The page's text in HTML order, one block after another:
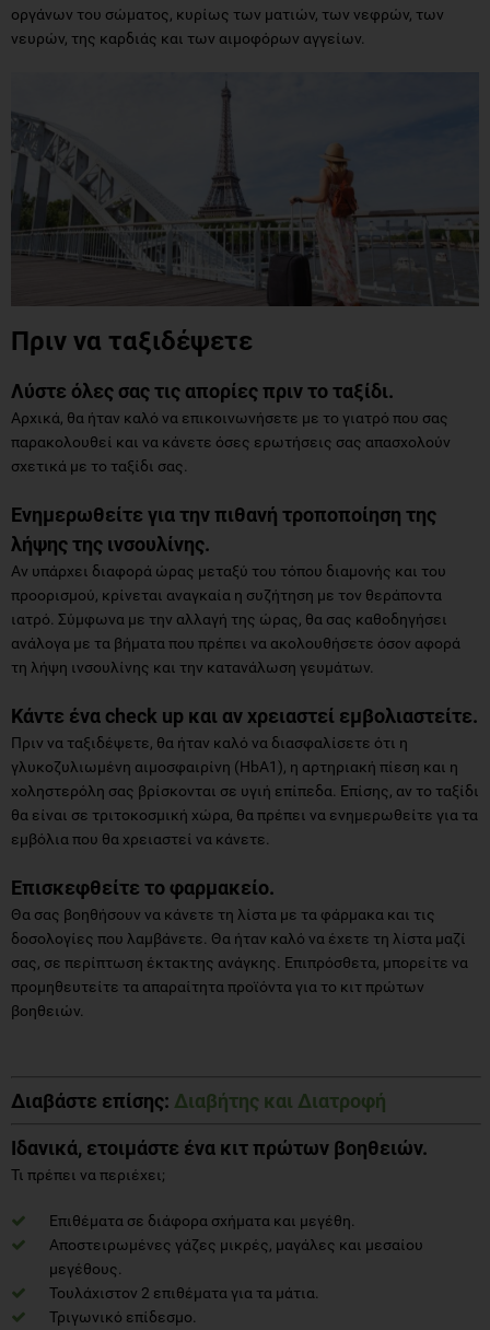
οργάνων του σώματος, κυρίως των ματιών, των νεφρών, των
νευρών, της καρδιάς και των αιμοφόρων αγγείων.
Πριν να ταξιδέψετε
Λύστε όλες σας τις απορίες πριν το ταξίδι.
Αρχικά, θα ήταν καλό να επικοινωνήσετε με το γιατρό που σας
παρακολουθεί και να κάνετε όσες ερωτήσεις σας απασχολούν
σχετικά με το ταξίδι σας.
Ενημερωθείτε για την πιθανή τροποποίηση της
λήψης της ινσουλίνης.
Αν υπάρχει διαφορά ώρας μεταξύ του τόπου διαμονής και του
προορισμού, κρίνεται αναγκαία η συζήτηση με τον θεράποντα
ιατρό. Σύμφωνα με την αλλαγή της ώρας, θα σας καθοδηγήσει
ανάλογα με τα βήματα που πρέπει να ακολουθήσετε όσον αφορά
τη λήψη ινσουλίνης και την κατανάλωση γευμάτων.
Κάντε ένα check up και αν χρειαστεί εμβολιαστείτε.
Πριν να ταξιδέψετε, θα ήταν καλό να διασφαλίσετε ότι η
γλυκοζυλιωμένη αιμοσφαιρίνη (HbA1), η αρτηριακή πίεση και η
χοληστερόλη σας βρίσκονται σε υγιή επίπεδα. Επίσης, αν το ταξίδι
θα είναι σε τριτοκοσμική χώρα, θα πρέπει να ενημερωθείτε για τα
εμβόλια που θα χρειαστεί να κάνετε.
Επισκεφθείτε το φαρμακείο.
Θα σας βοηθήσουν να κάνετε τη λίστα με τα φάρμακα και τις
δοσολογίες που λαμβάνετε. Θα ήταν καλό να έχετε τη λίστα μαζί
σας, σε περίπτωση έκτακτης ανάγκης. Επιπρόσθετα, μπορείτε να
προμηθευτείτε τα απαραίτητα προϊόντα για το κιτ πρώτων
βοηθειών.
Διαβάστε επίσης: Διαβήτης και Διατροφή
Ιδανικά, ετοιμάστε ένα κιτ πρώτων βοηθειών.
Τι πρέπει να περιέχει;
Επιθέματα σε διάφορα σχήματα και μεγέθη.
Αποστειρωμένες γάζες μικρές, μαγάλες και μεσαίου
μεγέθους.
Τουλάχιστον 2 επιθέματα για τα μάτια.
Τριγωνικό επίδεσμο.